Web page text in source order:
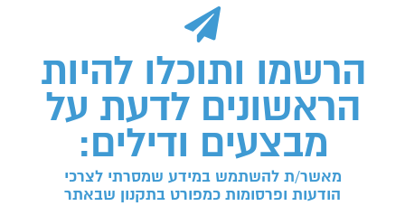
הרשמו ותוכלו להיות
הראשונים לדעת על
מבצעים ודילים:
מאשר/ת להשתמש במידע שמסרתי לצרכי
הודעות ופרסומות כמפורט בתקנון שבאתר